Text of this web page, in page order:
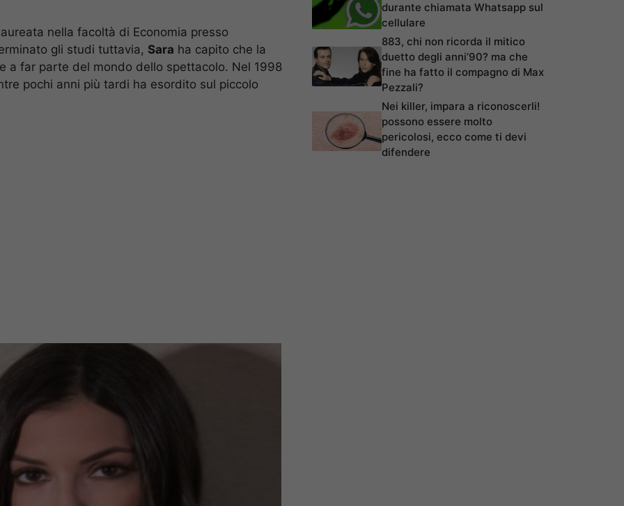
nella facoltà di Economia presso
gli studi tuttavia, Sara ha capito che la
a far parte del mondo dello spettacolo. Nel 1998
pochi anni più tardi ha esordito sul piccolo
durante chiamata Whatsapp sul
cellulare
883, chi non ricorda il mitico
duetto degli anni’90? ma che
fine ha fatto il compagno di Max
Pezzali?
Nei killer, impara a riconoscerli!
possono essere molto
pericolosi, ecco come ti devi
difendere